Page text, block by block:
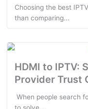
Choosing the best
than comparing...
HDMI to IPTV:
Provider Trust
When people search